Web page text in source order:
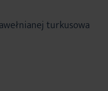
turkusowa